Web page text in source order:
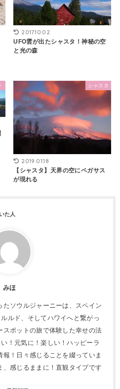
2017.10.02
UFO雲が出たシャスタ！神秘の空
と光の森
シャスタ
2019.01.18
【シャスタ】天界の空にペガサス
が現れる
みほ
ソウルジャーニーは、スペイン
ルド、そしてハワイへと繋がっ
スポットの旅で体験した幸せの法
！元気に！楽しい！ハッピーラ
！日々感じることを綴っていま
感じるままに！直観タイプです